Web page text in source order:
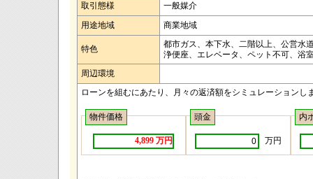
取引態様
一般媒介
用途地域
商業地域
特色
都市ガス、本下水、二階以上、公営水
浄便座、エレベータ、ペット不可、浴
周辺環境
ローンを組むにあたり、月々の返済額をシミュレーションし
物件価格
4,899 万円
頭金
万円
内